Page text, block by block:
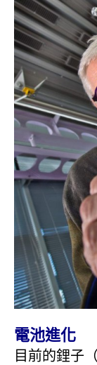
電池進化
目前的鋰子